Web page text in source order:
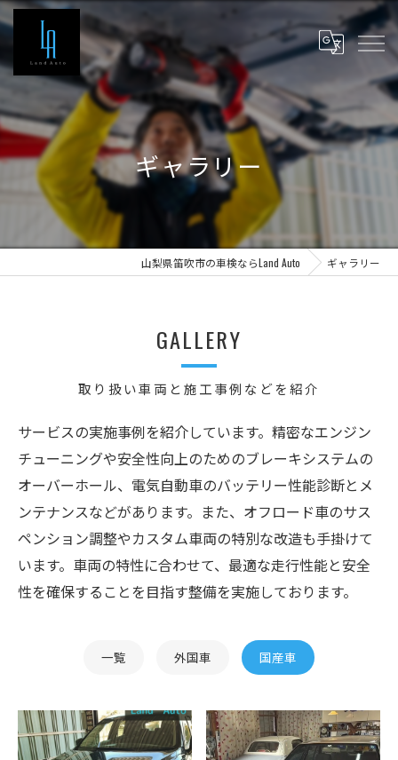
ギャラリー
山梨県笛吹市の車検ならLand Auto ギャラリー
GALLERY
取り扱い車両と施工事例などを紹介
サービスの実施事例を紹介しています。精密なエンジン
チューニングや安全性向上のためのブレーキシステムの
オーバーホール、電気自動車のバッテリー性能診断とメ
ンテナンスなどがあります。また、オフロード車のサス
ペンション調整やカスタム車両の特別な改造も手掛けて
います。車両の特性に合わせて、最適な走行性能と安全
性を確保することを目指す整備を実施しております。
一覧 外国車 国産車